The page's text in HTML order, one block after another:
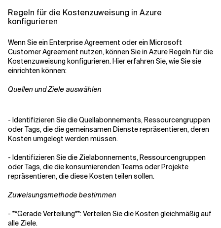
Regeln für die Kostenzuweisung in Azure
konfigurieren
Wenn Sie ein Enterprise Agreement oder ein Microsoft
Customer Agreement nutzen, können Sie in Azure Regeln für die
Kostenzuweisung konfigurieren. Hier erfahren Sie, wie Sie sie
einrichten können:
Quellen und Ziele auswählen
- Identifizieren Sie die Quellabonnements, Ressourcengruppen
oder Tags, die die gemeinsamen Dienste repräsentieren, deren
Kosten umgelegt werden müssen.
- Identifizieren Sie die Zielabonnements, Ressourcengruppen
oder Tags, die die konsumierenden Teams oder Projekte
repräsentieren, die diese Kosten teilen sollen.
Zuweisungsmethode bestimmen
- **Gerade Verteilung**: Verteilen Sie die Kosten gleichmäßig auf
alle Ziele.